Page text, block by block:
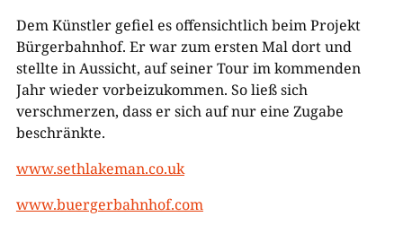
Dem Künstler gefiel es offensichtlich beim Projekt
Bürgerbahnhof. Er war zum ersten Mal dort und
stellte in Aussicht, auf seiner Tour im kommenden
Jahr wieder vorbeizukommen. So ließ sich
verschmerzen, dass er sich auf nur eine Zugabe
beschränkte.
www.sethlakeman.co.uk
www.buergerbahnhof.com